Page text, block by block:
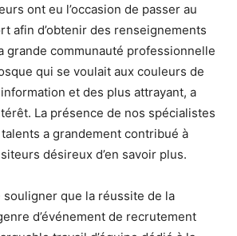
ont eu l’occasion de passer au
afin d’obtenir des renseignements
grande communauté professionnelle
qui se voulait aux couleurs de
et des plus attrayant, a
La présence de nos spécialistes
a grandement contribué à
désireux d’en savoir plus.
que la réussite de la
d’événement de recrutement